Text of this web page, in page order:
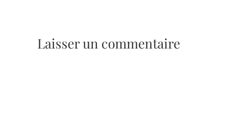
Laisser un commentaire